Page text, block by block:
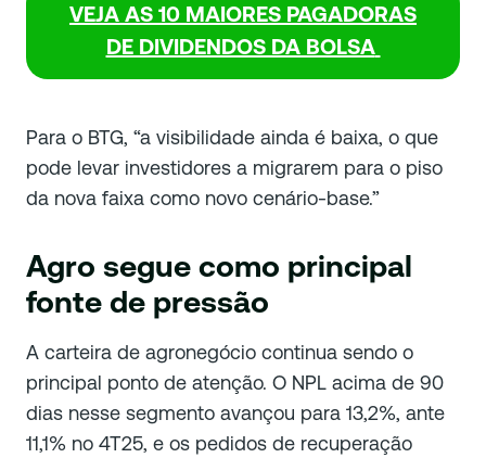
VEJA AS 10 MAIORES PAGADORAS
DE DIVIDENDOS DA BOLSA
Para o BTG, “a visibilidade ainda é baixa, o que
pode levar investidores a migrarem para o piso
da nova faixa como novo cenário-base.”
Agro segue como principal
fonte de pressão
A carteira de agronegócio continua sendo o
principal ponto de atenção. O NPL acima de 90
dias nesse segmento avançou para 13,2%, ante
11,1% no 4T25, e os pedidos de recuperação